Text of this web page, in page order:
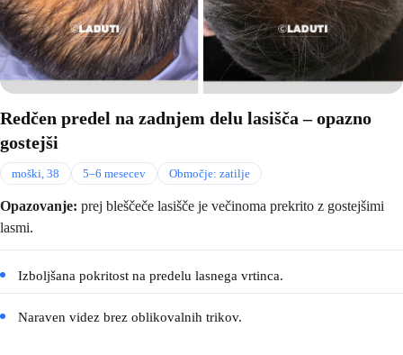
Redčen predel na zadnjem delu lasišča – opazno
gostejši
moški, 38 5–6 mesecev Območje: zatilje
Opazovanje: prej bleščeče lasišče je večinoma prekrito z gostejšimi
lasmi.
Izboljšana pokritost na predelu lasnega vrtinca.
Naraven videz brez oblikovalnih trikov.